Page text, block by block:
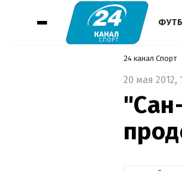
24 канал Спорт
20 мая 2012,